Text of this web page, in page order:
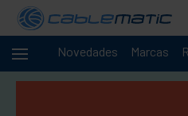
Novedades Marcas
Cables +